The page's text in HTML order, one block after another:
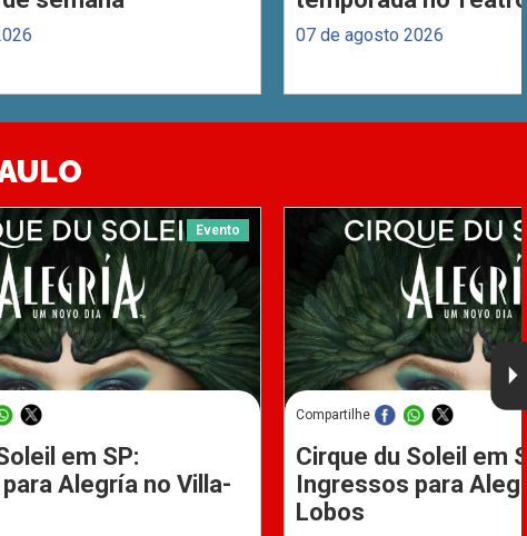
07 de agosto 2026
Evento
em SP:
Alegría no Villa-
Compartilhe
Cirque du Soleil em
Ingressos para
Lobos